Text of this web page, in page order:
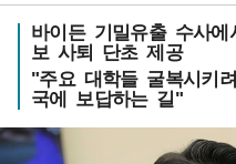
바이든 기밀유출 수사
보 사퇴 단초 제공
"주요 대학들 굴복시키
국에 보답하는 길"